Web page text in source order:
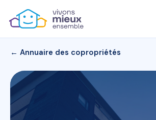
← Annuaire des copropriétés